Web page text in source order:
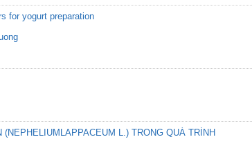
for yogurt preparation
L.) TRONG QUÁ TRÌNH